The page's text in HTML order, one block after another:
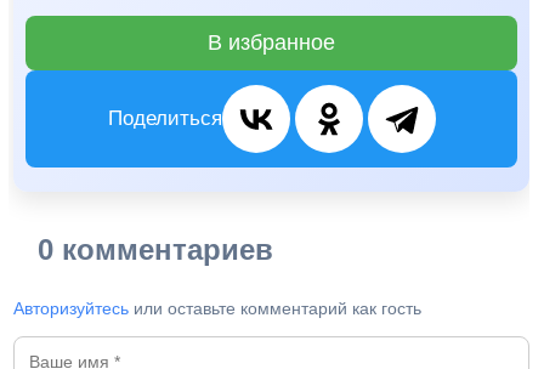
В избранное
Поделиться
0 комментариев
Авторизуйтесь или оставьте комментарий как гость